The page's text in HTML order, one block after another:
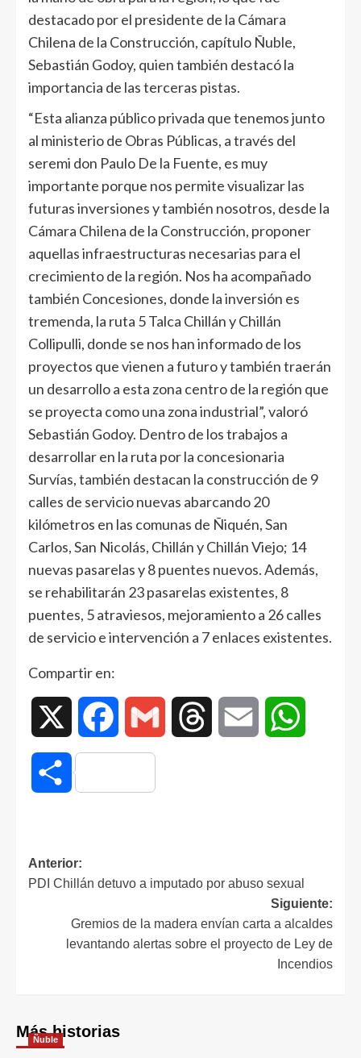
destacado por el presidente de la Cámara
Chilena de la Construcción, capítulo Ñuble,
Sebastián Godoy, quien también destacó la
importancia de las terceras pistas.
“Esta alianza público privada que tenemos junto
al ministerio de Obras Públicas, a través del
seremi don Paulo De la Fuente, es muy
importante porque nos permite visualizar las
futuras inversiones y también nosotros, desde la
Cámara Chilena de la Construcción, proponer
aquellas infraestructuras necesarias para el
crecimiento de la región. Nos ha acompañado
también Concesiones, donde la inversión es
tremenda, la ruta 5 Talca Chillán y Chillán
Collipulli, donde se nos han informado de los
proyectos que vienen a futuro y también traerán
un desarrollo a esta zona centro de la región que
se proyecta como una zona industrial”, valoró
Sebastián Godoy. Dentro de los trabajos a
desarrollar en la ruta por la concesionaria
Survías, también destacan la construcción de 9
calles de servicio nuevas abarcando 20
kilómetros en las comunas de Ñiquén, San
Carlos, San Nicolás, Chillán y Chillán Viejo; 14
nuevas pasarelas y 8 puentes nuevos. Además,
se rehabilitarán 23 pasarelas existentes, 8
puentes, 5 atraviesos, mejoramiento a 26 calles
de servicio e intervención a 7 enlaces existentes.
Compartir en:
Facebook Gmail Threads Email
Compartir
Anterior:
PDI Chillán detuvo a imputado por abuso sexual
Siguiente:
Gremios de la madera envían carta a alcaldes
levantando alertas sobre el proyecto de Ley de
Incendios
Más historias
Ñuble